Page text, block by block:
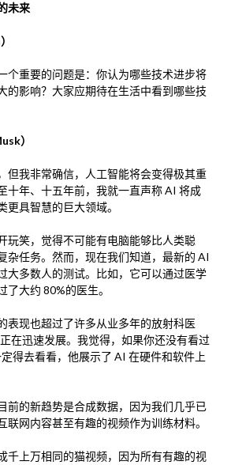
未来
个重要的问题是：你认为哪些技术进步将
的影响？大家应期待在生活中看到哪些技
）
但我非常确信，人工智能将会变得极其重
十年、十五年前，我就一直声称 AI 将成
更具智慧的巨大领域。
玩笑，觉得不可能有电脑能够比人类聪
杂任务。然而，现在我们知道，最新的 AI
大多数人的测试。比如，它可以通过医学
大约 80%的医生。
表现也超过了许多从业多年的放射科医
在迅速发展。我觉得，如果你还没有看过
得去看看，他展示了 AI 在硬件和软件上
前的新趋势是合成数据，因为我们几乎已
联网内容甚至有趣的视频作为训练材料。
千上万相同的猫视频，因为所有有趣的视